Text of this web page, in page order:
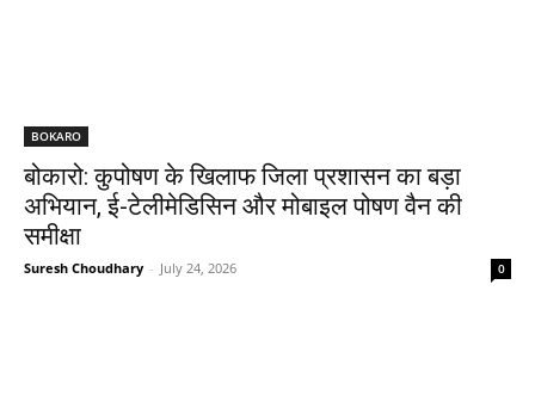
BOKARO
बोकारो: कुपोषण के खिलाफ जिला प्रशासन का बड़ा
अभियान, ई-टेलीमेडिसिन और मोबाइल पोषण वैन की
समीक्षा
Suresh Choudhary - July 24, 2026 0